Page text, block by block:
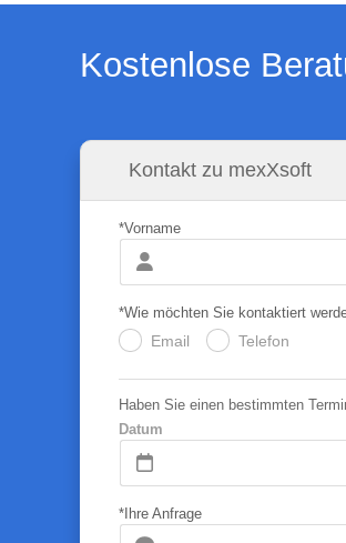
Kostenlose
Kontakt zu mexXsoft
*Vorname
*Wie möchten Sie kontaktiert
Email Telefon
Haben Sie einen bestimmten
Datum
*Ihre Anfrage